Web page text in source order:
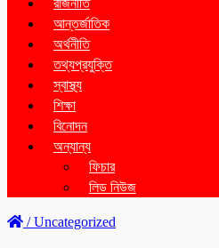
রাজনীতি
আন্তর্জাতিক
অর্থনীতি
তথ্যপ্রযুক্তি
স্বাস্থ্য
শিক্ষা
বিনোদন
অন্যান্য
ফিচার
লিড নিউজ
/Uncategorized